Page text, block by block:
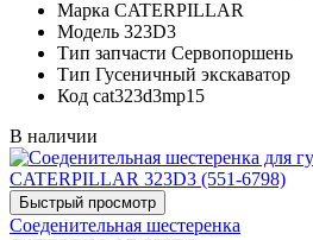
Марка CATERPILLAR
Модель 323D3
Тип запчасти Сервопоршень
Тип Гусеничный экскаватор
Код cat323d3mp15
В наличии
Соеденительная шестеренка